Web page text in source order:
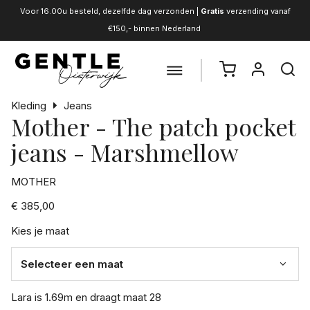
Voor 16.00u besteld, dezelfde dag verzonden | Gratis verzending vanaf
€150,- binnen Nederland
Kleding Jeans
Mother - The patch pocket
jeans - Marshmellow
MOTHER
€ 385,00
Kies je maat
Lara is 1.69m en draagt maat 28